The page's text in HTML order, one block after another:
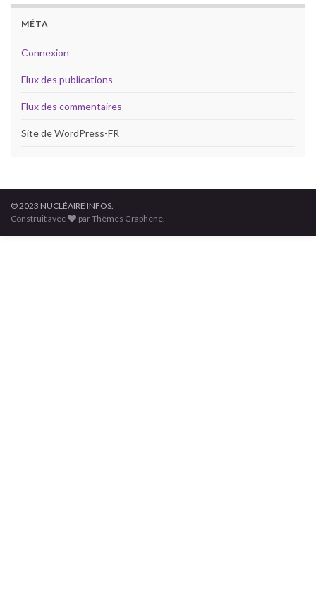
MÉTA
Connexion
Flux des publications
Flux des commentaires
Site de WordPress-FR
© 2023 NUCLÉAIRE INFOS.
Construit avec
par Thèmes Graphene.